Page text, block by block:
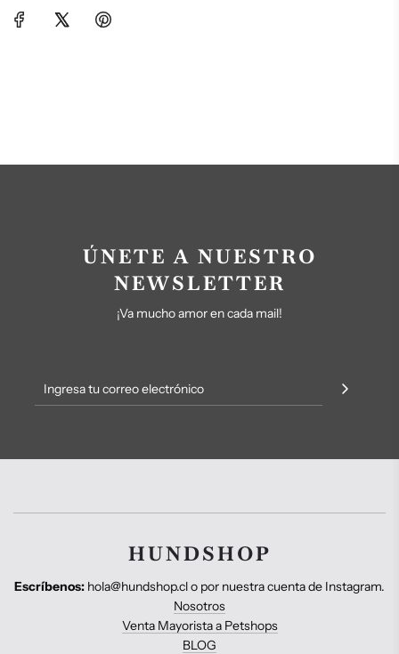
ÚNETE A NUESTRO
NEWSLETTER
¡Va mucho amor en cada mail!
HUNDSHOP
Escríbenos: hola@hundshop.cl o por nuestra cuenta de Instagram.
Nosotros
Venta Mayorista a Petshops
BLOG